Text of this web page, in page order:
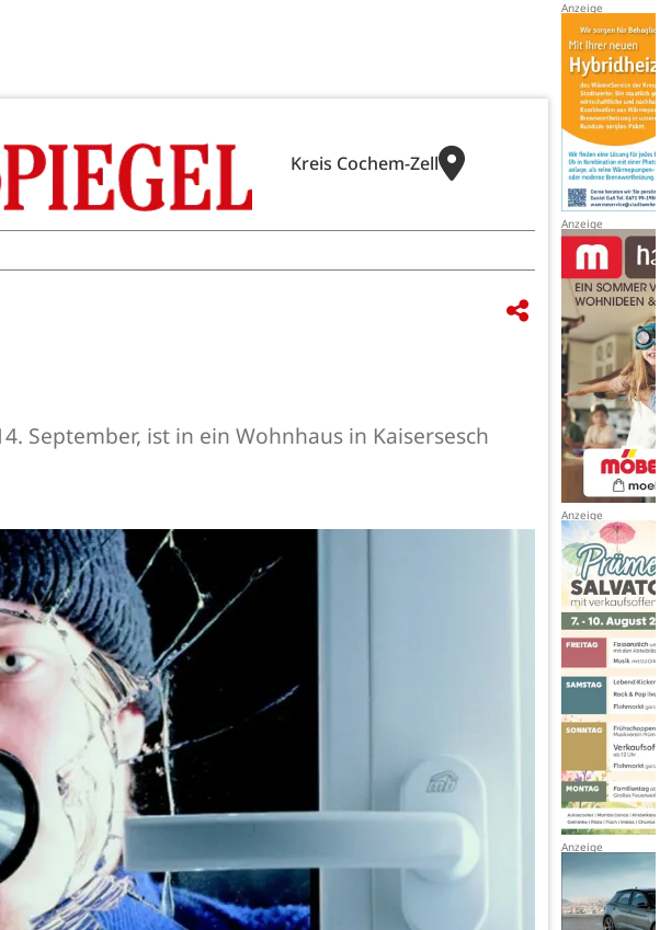
Kreis Cochem-Zell
September, ist in ein Wohnhaus in Kaisersesch